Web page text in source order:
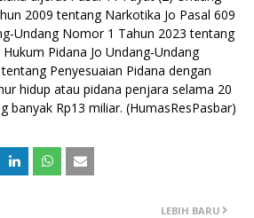
2009 tentang Narkotika Jo Pasal 609
Undang Nomor 1 Tahun 2023 tentang
Pidana Jo Undang-Undang
Penyesuaian Pidana dengan
hidup atau pidana penjara selama 20
banyak Rp13 miliar. (HumasResPasbar)
LEBIH BARU